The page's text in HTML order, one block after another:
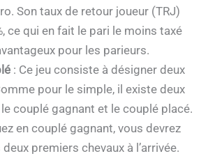
Son taux de retour joueur (TRJ)
ce qui en fait le pari le moins taxé
pour les parieurs.
: Ce jeu consiste à désigner deux
pour le simple, il existe deux
couplé gagnant et le couplé placé.
en couplé gagnant, vous devrez
premiers chevaux à l’arrivée.